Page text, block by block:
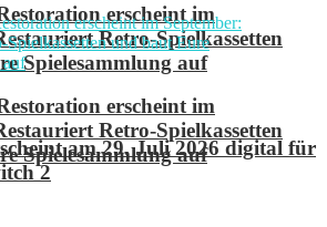
erscheint im
Retro-Spielkassetten
Spielesammlung auf
am 29. Juli 2026 digital für
2
erscheint im
Retro-Spielkassetten
Spielesammlung auf